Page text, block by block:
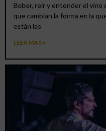
Beber, reír y entender el vino
que cambian la forma en la
están las
LEER MÁS »